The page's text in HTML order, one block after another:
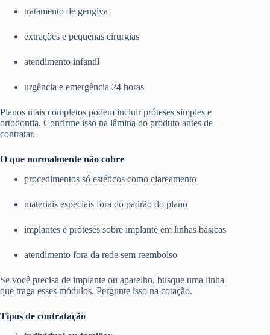
tratamento de gengiva
extrações e pequenas cirurgias
atendimento infantil
urgência e emergência 24 horas
Planos mais completos podem incluir próteses simples e
ortodontia. Confirme isso na lâmina do produto antes de
contratar.
O que normalmente não cobre
procedimentos só estéticos como clareamento
materiais especiais fora do padrão do plano
implantes e próteses sobre implante em linhas básicas
atendimento fora da rede sem reembolso
Se você precisa de implante ou aparelho, busque uma linha
que traga esses módulos. Pergunte isso na cotação.
Tipos de contratação